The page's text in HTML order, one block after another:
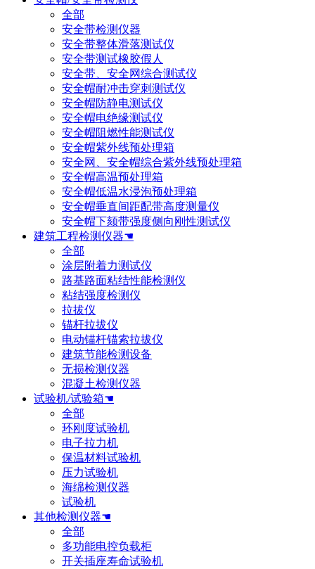
全部
安全带检测仪器
安全带整体滑落测试仪
安全带测试橡胶假人
安全带、安全网综合测试仪
安全帽耐冲击穿刺测试仪
安全帽防静电测试仪
安全帽电绝缘测试仪
安全帽阻燃性能测试仪
安全帽紫外线预处理箱
安全网、安全帽综合紫外线预处理箱
安全帽高温预处理箱
安全帽低温水浸泡预处理箱
安全帽垂直间距配带高度测量仪
安全帽下颏带强度侧向刚性测试仪
建筑工程检测仪器☚
全部
涂层附着力测试仪
路基路面粘结性能检测仪
粘结强度检测仪
拉拔仪
锚杆拉拔仪
电动锚杆锚索拉拔仪
建筑节能检测设备
无损检测仪器
混凝土检测仪器
试验机/试验箱☚
全部
环刚度试验机
电子拉力机
保温材料试验机
压力试验机
海绵检测仪器
试验机
其他检测仪器☚
全部
多功能电控负载柜
开关插座寿命试验机